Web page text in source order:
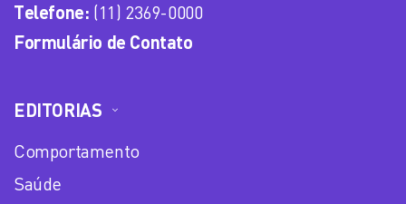
Telefone: (11) 2369-0000
Formulário de Contato
EDITORIAS
Comportamento
Saúde